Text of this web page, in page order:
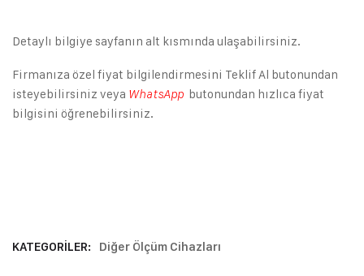
Detaylı bilgiye sayfanın alt kısmında ulaşabilirsiniz.
Firmanıza özel fiyat bilgilendirmesini Teklif Al butonundan
isteyebilirsiniz veya WhatsApp butonundan hızlıca fiyat
bilgisini öğrenebilirsiniz.
KATEGORILER: Diğer Ölçüm Cihazları